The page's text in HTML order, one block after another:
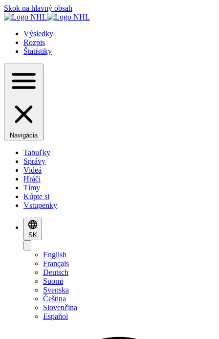
Skok na hlavný obsah
Výsledky
Rozpis
Štatistiky
Navigácia
Tabuľky
Správy
Videá
Hráči
Tímy
Kúpte si
Vstupenky
SK
English
Français
Deutsch
Suomi
Svenska
Čeština
Slovenčina
Español